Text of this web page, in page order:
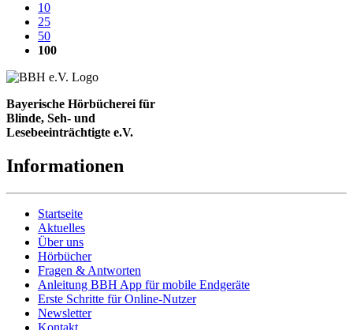
10
25
50
100(aktuelle Einstellung)
Bayerische Hörbücherei für
Blinde, Seh- und
Lesebeeinträchtigte e.V.
Informationen
Startseite
Aktuelles
Über uns
Hörbücher
Fragen & Antworten
Anleitung BBH App für mobile Endgeräte
Erste Schritte für Online-Nutzer
Newsletter
Kontakt